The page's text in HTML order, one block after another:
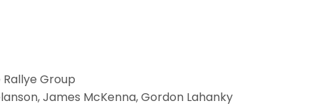
Rallye Group
James McKenna, Gordon Lahanky